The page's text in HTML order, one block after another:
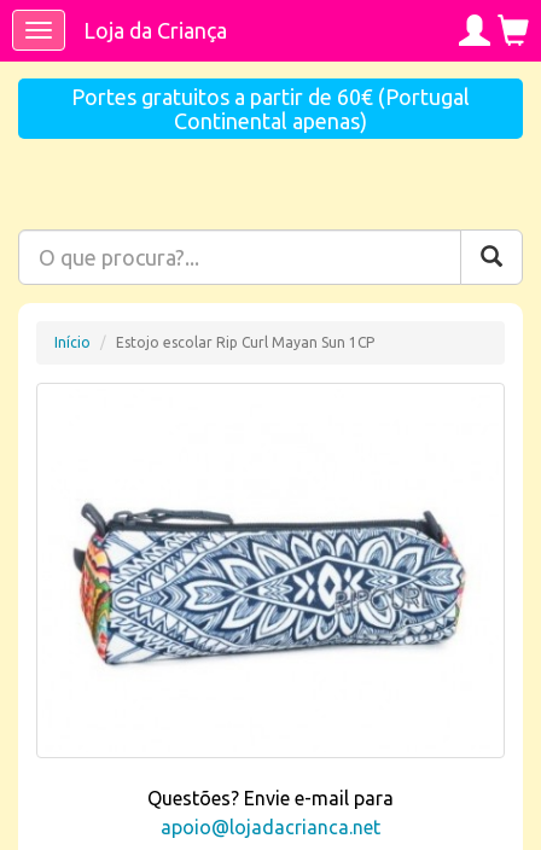
ToggleLoja da Criança
Portes gratuitos a partir de 60€ (Portugal
Continental apenas)
Início Estojo escolar Rip Curl Mayan Sun 1CP
Questões? Envie e-mail para
apoio@lojadacrianca.net